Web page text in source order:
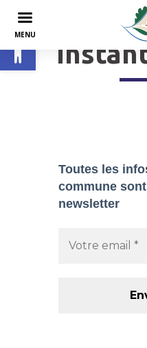
Ouvrir la
Toutes les
commune
newsletter